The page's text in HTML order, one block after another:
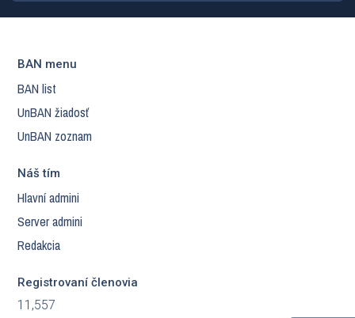
BAN menu
BAN list
UnBAN žiadosť
UnBAN zoznam
Náš tím
Hlavní admini
Server admini
Redakcia
Registrovaní členovia
11,557